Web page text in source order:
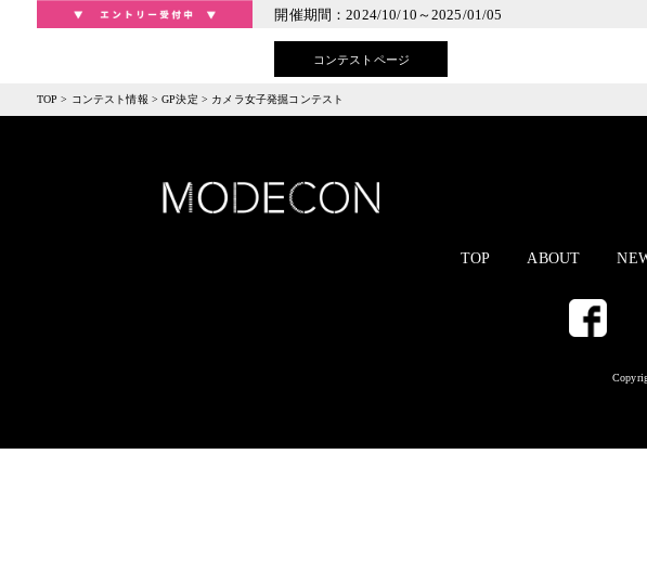
開催期間：2024/10/10～2025/01/05
コンテストページ
TOP > コンテスト情報 >GP決定 > カメラ女子発掘コンテスト
TOP ABOUT